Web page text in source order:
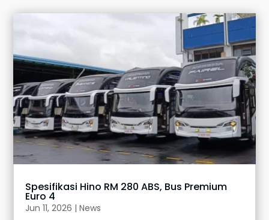
Spesifikasi Hino RM 280 ABS, Bus Premium
Euro 4
Jun 11, 2026 |News